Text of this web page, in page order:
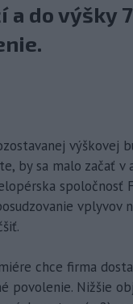
do výšky
výškovej
by sa malo začať v
spoločnosť
vplyvov
chce firma
povolenie. Nižšie